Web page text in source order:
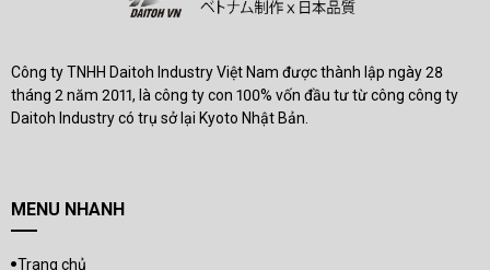
Công ty TNHH Daitoh Industry Việt Nam được thành lập ngày 28
tháng 2 năm 2011, là công ty con 100% vốn đầu tư từ công công ty
Daitoh Industry có trụ sở lại Kyoto Nhật Bản.
MENU NHANH
Trang chủ